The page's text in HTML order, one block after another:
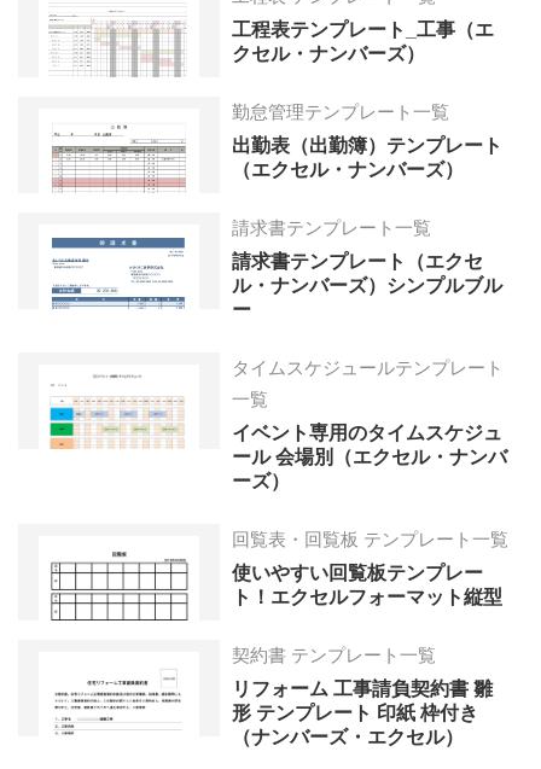
工程表テンプレート_工事（エ
クセル・ナンバーズ）
勤怠管理テンプレート一覧
出勤表（出勤簿）テンプレート
（エクセル・ナンバーズ）
請求書テンプレート一覧
請求書テンプレート（エクセ
ル・ナンバーズ）シンプルブル
ー
タイムスケジュールテンプレート
一覧
イベント専用のタイムスケジュ
ール 会場別（エクセル・ナンバ
ーズ）
回覧表・回覧板 テンプレート一覧
使いやすい回覧板テンプレー
ト！エクセルフォーマット縦型
契約書 テンプレート一覧
リフォーム 工事請負契約書 雛
形 テンプレート 印紙 枠付き
（ナンバーズ・エクセル）